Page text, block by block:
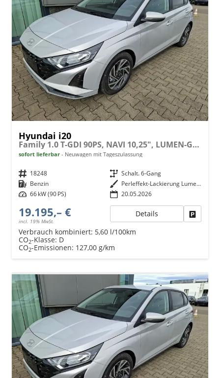
Hyundai i20
Family 1.0 T-GDI 90PS, NAVI 10,25", LUMEN-GREY METALLIC, Winter-Pack: Sitzheizung + Lenkradheizung, 16" ALU, Klimaautomatik, Privacy-Glas, Parksensoren hinten, Rückfahrkamera, Tempomat, Lederlenkrad, Reserverad, Alarm, Armlehne, 4x elektr. Fensterheber
sofort lieferbar Neuwagen mit Tageszulassung
Fahrzeugnr. 18248 Getriebe Schalt. 6-Gang
Kraftstoff Benzin Außenfarbe
Perleffekt-Lackierung Lumen-Grey
Leistung 66 kW (90 PS) 20.05.2026
19.195,– €
incl. 19% MwSt.
Details
Verbrauch kombiniert: 5,60 l/100km
CO2-Klasse: D
CO2-Emissionen: 127,00 g/km